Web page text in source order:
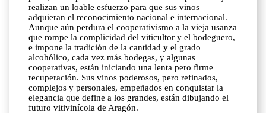
realizan un loable esfuerzo para que sus vinos
adquieran el reconocimiento nacional e internacional.
Aunque aún perdura el cooperativismo a la vieja usanza
que rompe la complicidad del viticultor y el bodeguero,
e impone la tradición de la cantidad y el grado
alcohólico, cada vez más bodegas, y algunas
cooperativas, están iniciando una lenta pero firme
recuperación. Sus vinos poderosos, pero refinados,
complejos y personales, empeñados en conquistar la
elegancia que define a los grandes, están dibujando el
futuro vitivinícola de Aragón.